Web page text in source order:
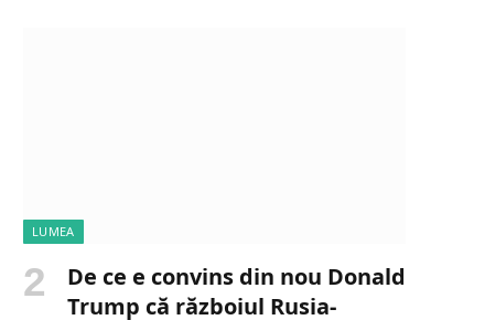
LUMEA
De ce e convins din nou Donald
Trump că războiul Rusia-